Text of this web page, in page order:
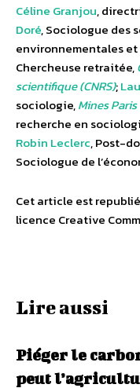
Céline Granjou,
Doré, Sociologue des
environnementales et
Chercheuse retraitée,
scientifique (CNRS);
sociologie,Mines Paris
recherche en
Robin Leclerc, Post-
Sociologue de
Cet article est
licence Creative
Lire aussi
Piéger le
peut